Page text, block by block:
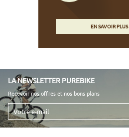
EN SAVOIR PLUS
LA NEWSLETTER PUREBIKE
Recevoir nos offres et nos bons plans
Votre
e-
mail